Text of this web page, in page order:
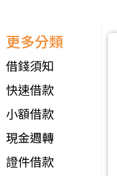
更多分類
借錢須知
快速借款
小額借款
現金週轉
證件借款